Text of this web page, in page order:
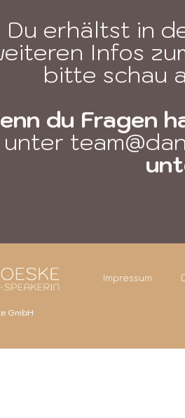
Du erhältst in
Infos
bitte schau
du Fragen
unter
GmbH
Impressum